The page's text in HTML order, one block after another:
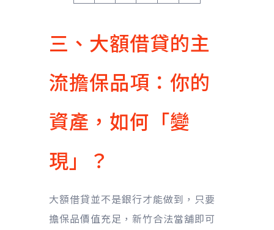
三、大額借貸的主
流擔保品項：你的
資產，如何「變
現」？
大額借貸並不是銀行才能做到，只要
擔保品價值充足，新竹合法當舖即可